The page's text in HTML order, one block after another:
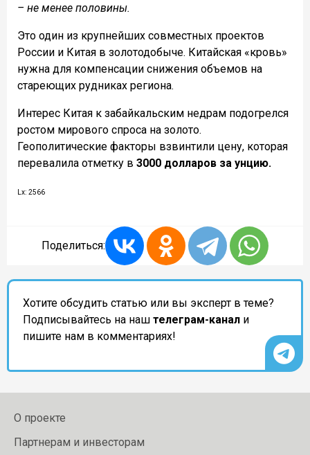
– не менее половины.
Это один из крупнейших совместных проектов
России и Китая в золотодобыче. Китайская «кровь»
нужна для компенсации снижения объемов на
стареющих рудниках региона.
Интерес Китая к забайкальским недрам подогрелся
ростом мирового спроса на золото.
Геополитические факторы взвинтили цену, которая
перевалила отметку в 3000 долларов за унцию.
Lx: 2566
Поделиться:
Хотите обсудить статью или вы эксперт в теме?
Подписывайтесь на наш телеграм-канал и
пишите нам в комментариях!
О проекте
Партнерам и инвесторам